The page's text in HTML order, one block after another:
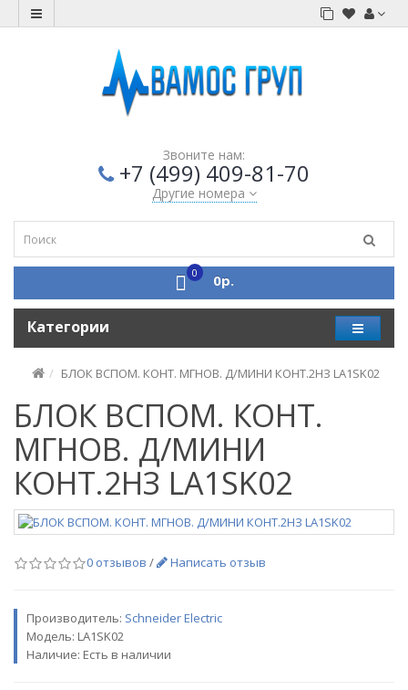
Звоните нам:
+7 (499) 409-81-70
Другие номера
0 0р.
Категории
БЛОК ВСПОМ. КОНТ. МГНОВ. Д/МИНИ КОНТ.2НЗ LA1SK02
БЛОК ВСПОМ. КОНТ.
МГНОВ. Д/МИНИ
КОНТ.2НЗ LA1SK02
0 отзывов / Написать отзыв
Производитель: Sсhneider Electric
Модель: LA1SK02
Наличие: Есть в наличии